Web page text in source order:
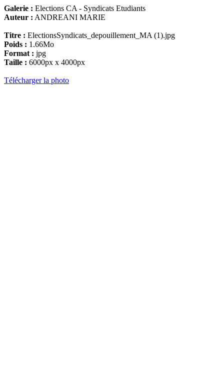
Galerie : Elections CA - Syndicats Etudiants
Auteur : ANDREANI MARIE
Titre : ElectionsSyndicats_depouillement_MA (1).jpg
Poids : 1.66Mo
Format : jpg
Taille : 6000px x 4000px
Télécharger la photo